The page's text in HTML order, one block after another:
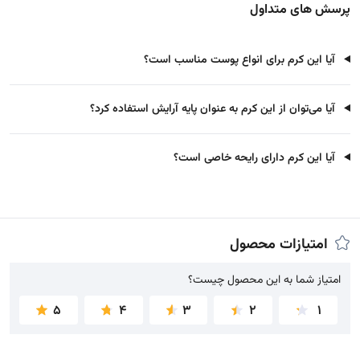
پرسش های متداول
آیا این کرم برای انواع پوست مناسب است؟
آیا می‌توان از این کرم به عنوان پایه آرایش استفاده کرد؟
آیا این کرم دارای رایحه خاصی است؟
امتیازات محصول
امتیاز شما به این محصول چیست؟
امتیاز شما به این محصول چیست؟
1
2
3
4
5